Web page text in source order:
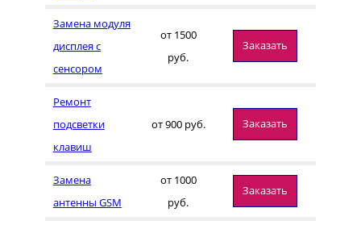
Замена модуля
дисплея с
сенсором
от 1500
руб.
Заказать
Ремонт
подсветки
клавиш
от 900 руб. Заказать
Замена
антенны GSM
от 1000
руб.
Заказать